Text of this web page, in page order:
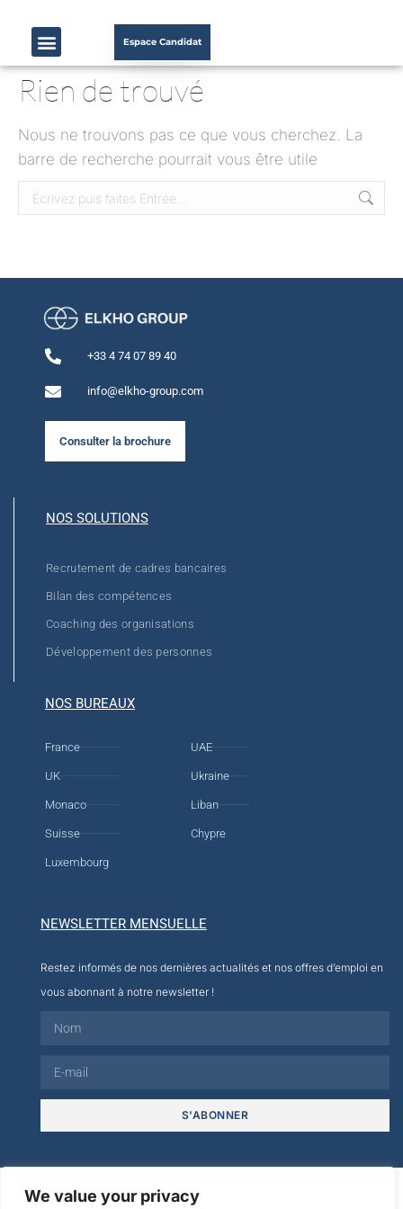
We value your privacy
Espace Candidat
Rien de trouvé
Nous ne trouvons pas ce que vous cherchez. La
barre de recherche pourrait vous être utile
+33 4 74 07 89 40
info@elkho-group.com
Consulter la brochure
NOS SOLUTIONS
Recrutement de cadres bancaires
Bilan des compétences
Coaching des organisations
Développement des personnes
NOS BUREAUX
France
UK
Monaco
Suisse
Luxembourg
UAE
Ukraine
Liban
Chypre
NEWSLETTER MENSUELLE
Restez informés de nos dernières actualités et nos offres d’emploi en
vous abonnant à notre newsletter !
S'ABONNER
© 2026